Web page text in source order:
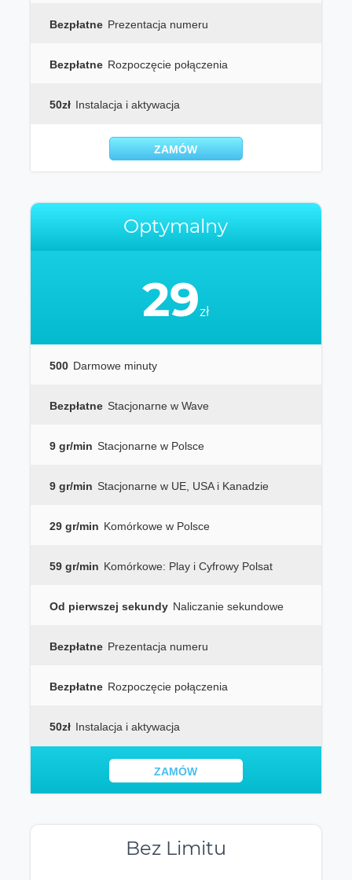
Bezpłatne Prezentacja numeru
Bezpłatne Rozpoczęcie połączenia
50zł Instalacja i aktywacja
ZAMÓW
Optymalny
29zł
500 Darmowe minuty
Bezpłatne Stacjonarne w Wave
9 gr/min Stacjonarne w Polsce
9 gr/min Stacjonarne w UE, USA i Kanadzie
29 gr/min Komórkowe w Polsce
59 gr/min Komórkowe: Play i Cyfrowy Polsat
Od pierwszej sekundy Naliczanie sekundowe
Bezpłatne Prezentacja numeru
Bezpłatne Rozpoczęcie połączenia
50zł Instalacja i aktywacja
ZAMÓW
Bez Limitu